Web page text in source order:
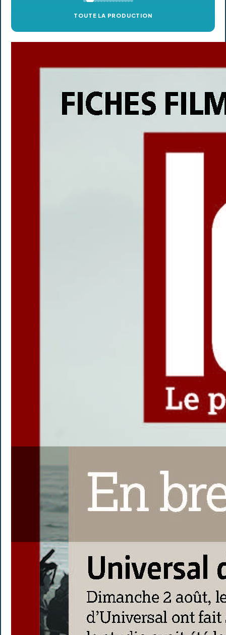
TOUTE LA PRODUCTION